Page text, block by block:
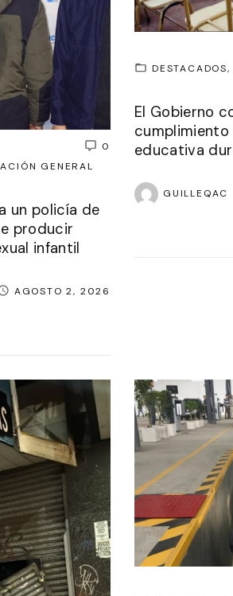
0
GENERAL
un policía de
producir
infantil
AGOSTO 2, 2026
DESTACADOS
El Gobierno
educativa
GUILLEQAC